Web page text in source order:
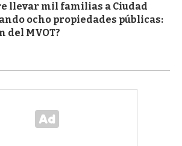
llevar mil familias a Ciudad
ocho propiedades públicas:
del MVOT?